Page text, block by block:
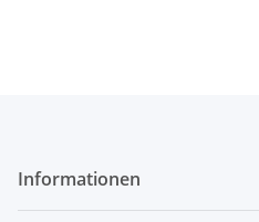
Informationen